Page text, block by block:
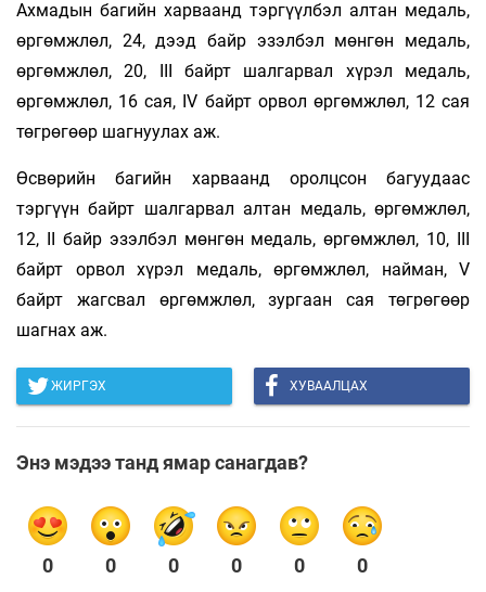
Ахмадын багийн харваанд тэргүүлбэл алтан медаль,
өргөмжлөл, 24, дээд байр эзэл­бэл мөнгөн медаль,
өргөмжлөл, 20, III байрт шалгарвал хүрэл медаль,
өргөмжлөл, 16 сая, IV байрт орвол өргөмжлөл, 12 сая
төгрөгөөр шагнуулах аж.
Өсвөрийн багийн харваанд оролцсон багуудаас
тэргүүн байрт шалгарвал алтан медаль, өргөмжлөл,
12, II байр эзэлбэл мөнгөн медаль, өргөмжлөл, 10, III
байрт орвол хүрэл медаль, өргөмжлөл, найман, V
байрт жагсвал өргөмжлөл, зургаан сая төгрөгөөр
шагнах аж.
ЖИРГЭХ ХУВААЛЦАХ
Энэ мэдээ танд ямар санагдав?
0 0 0 0 0 0